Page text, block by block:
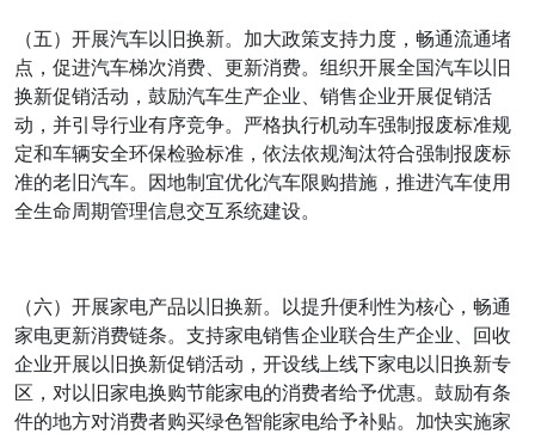
（五）开展汽车以旧换新。加大政策支持力度，畅通流通堵
点，促进汽车梯次消费、更新消费。组织开展全国汽车以旧
换新促销活动，鼓励汽车生产企业、销售企业开展促销活
动，并引导行业有序竞争。严格执行机动车强制报废标准规
定和车辆安全环保检验标准，依法依规淘汰符合强制报废标
准的老旧汽车。因地制宜优化汽车限购措施，推进汽车使用
全生命周期管理信息交互系统建设。
（六）开展家电产品以旧换新。以提升便利性为核心，畅通
家电更新消费链条。支持家电销售企业联合生产企业、回收
企业开展以旧换新促销活动，开设线上线下家电以旧换新专
区，对以旧家电换购节能家电的消费者给予优惠。鼓励有条
件的地方对消费者购买绿色智能家电给予补贴。加快实施家